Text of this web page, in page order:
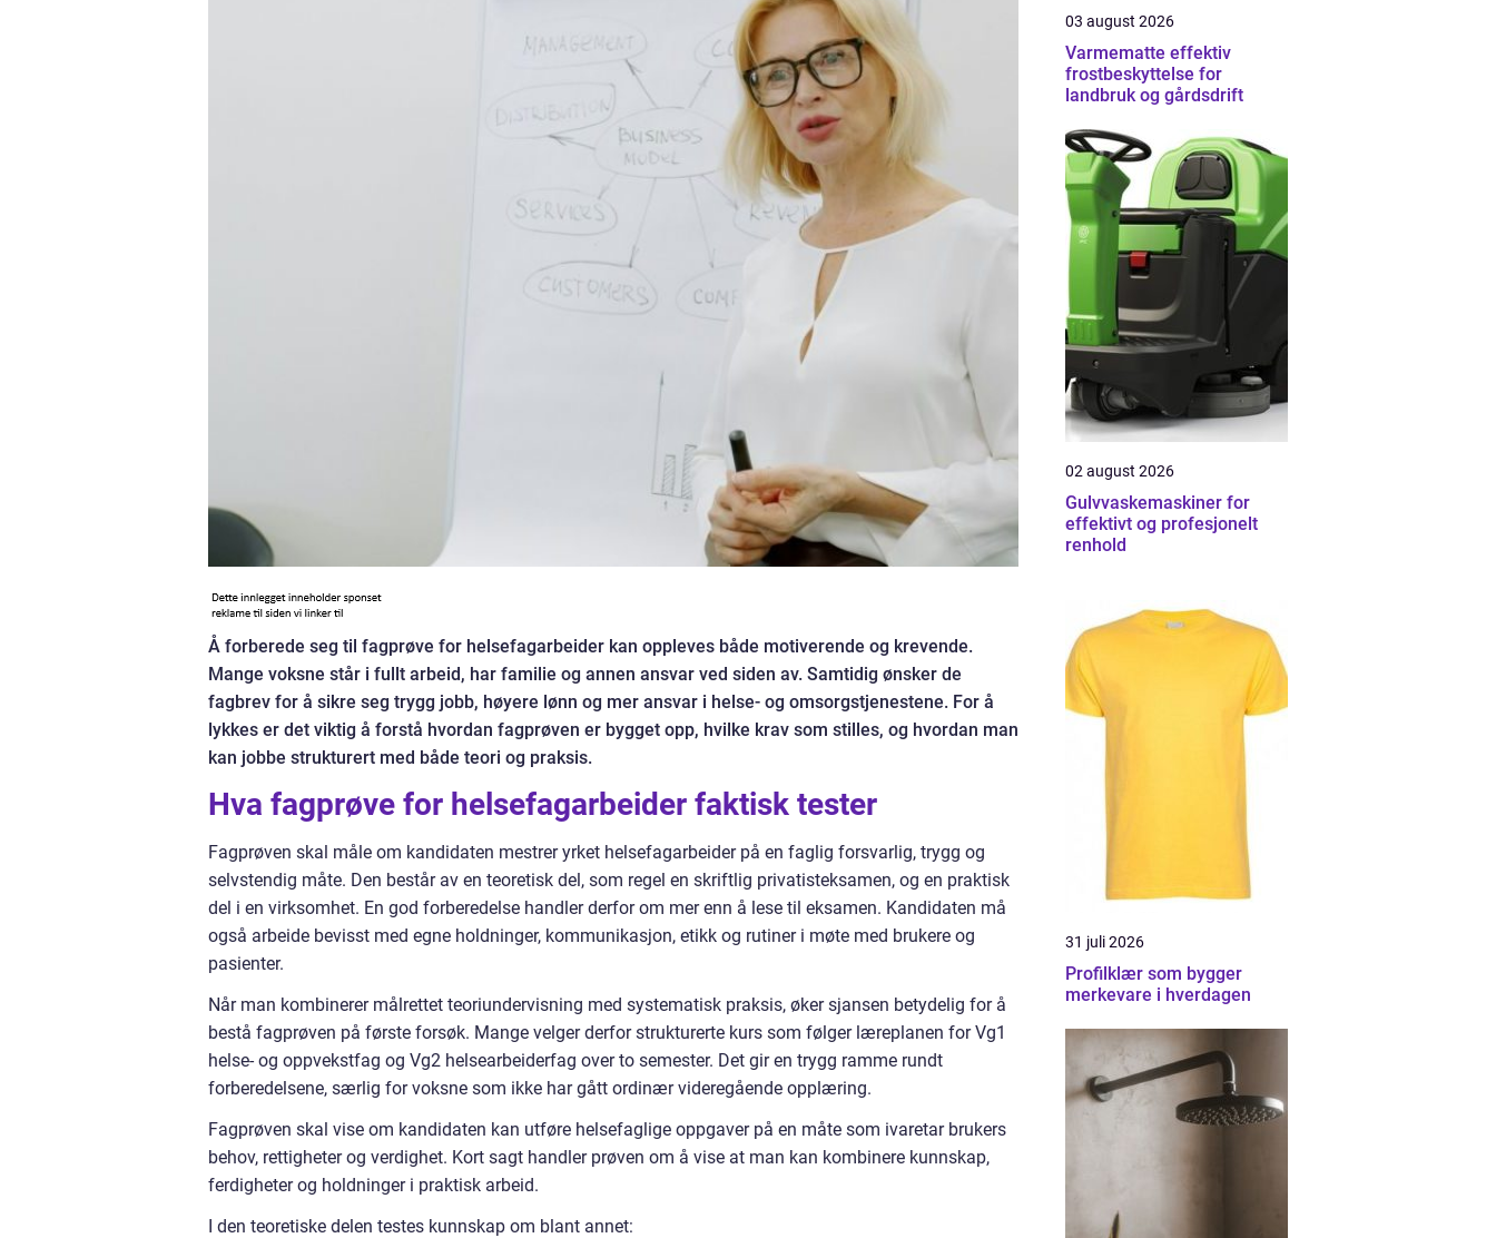
Å forberede seg til fagprøve for helsefagarbeider kan oppleves både motiverende og krevende.
Mange voksne står i fullt arbeid, har familie og annen ansvar ved siden av. Samtidig ønsker de
fagbrev for å sikre seg trygg jobb, høyere lønn og mer ansvar i helse- og omsorgstjenestene. For å
lykkes er det viktig å forstå hvordan fagprøven er bygget opp, hvilke krav som stilles, og hvordan man
kan jobbe strukturert med både teori og praksis.
Hva fagprøve for helsefagarbeider faktisk tester
Fagprøven skal måle om kandidaten mestrer yrket helsefagarbeider på en faglig forsvarlig, trygg og
selvstendig måte. Den består av en teoretisk del, som regel en skriftlig privatisteksamen, og en praktisk
del i en virksomhet. En god forberedelse handler derfor om mer enn å lese til eksamen. Kandidaten må
også arbeide bevisst med egne holdninger, kommunikasjon, etikk og rutiner i møte med brukere og
pasienter.
Når man kombinerer målrettet teoriundervisning med systematisk praksis, øker sjansen betydelig for å
bestå fagprøven på første forsøk. Mange velger derfor strukturerte kurs som følger læreplanen for Vg1
helse- og oppvekstfag og Vg2 helsearbeiderfag over to semester. Det gir en trygg ramme rundt
forberedelsene, særlig for voksne som ikke har gått ordinær videregående opplæring.
Fagprøven skal vise om kandidaten kan utføre helsefaglige oppgaver på en måte som ivaretar brukers
behov, rettigheter og verdighet. Kort sagt handler prøven om å vise at man kan kombinere kunnskap,
ferdigheter og holdninger i praktisk arbeid.
I den teoretiske delen testes kunnskap om blant annet:
03 august 2026
Varmematte effektiv
frostbeskyttelse for
landbruk og gårdsdrift
02 august 2026
Gulvvaskemaskiner for
effektivt og profesjonelt
renhold
31 juli 2026
Profilklær som bygger
merkevare i hverdagen